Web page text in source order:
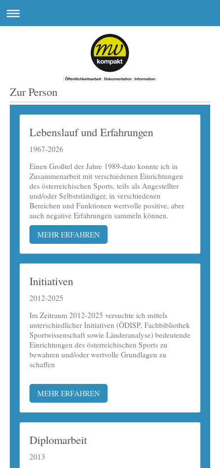
Zur Person
Lebenslauf und Erfahrungen
1967-2026
Einen Großtel der Jahre 1989-dato konnte ich in
Zusammenarbeit mit verschiedenen Einrichtungen
des österreichischen Sports, teils als Angestellter
und/oder Selbstständiger, in verschiedenen
Bereichen und Funktionen wertvolle positive, aber
auch negative Erfahrungen sammeln können.
MEHR ERFAHREN
Initiativen
2012-2025
Im Zeitraum 2012-2025 versuchte ich mittels
unterschiedlicher Initiativen (ÖDISP, Fachbibliothek
Sportwissenschaft sowie Länderanalyse) bedeutende
Einrichtungen des österreichischen Sports zu
bewahren und/oder wertvolle Grundlagen zu
schaffen
MEHR ERFAHREN
Diplomarbeit
2013